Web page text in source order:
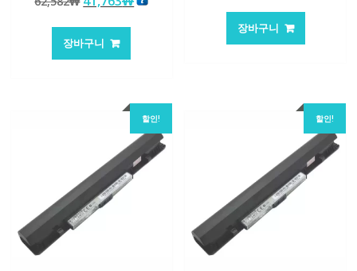
로 평가됨
가
격:
장바구니
가
격:
장바구니
할인! 할인!